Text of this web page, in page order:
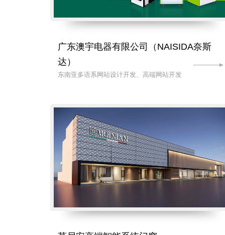
广东澳宇电器有限公司（NAISIDA奈斯
达）
东南亚多语系网站设计开发、高端网站开发